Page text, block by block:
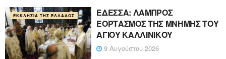
ΕΚΚΛΗΣΊΑ ΤΗΣ ΕΛΛΆΔΟΣ
ΕΔΕΣΣΑ: ΛΑΜΠΡΟΣ
ΕΟΡΤΑΣΜΟΣ ΤΗΣ ΜΝΗΜΗΣ ΤΟΥ
ΑΓΙΟΥ ΚΑΛΛΙΝΙΚΟΥ
9 Αυγούστου 2026